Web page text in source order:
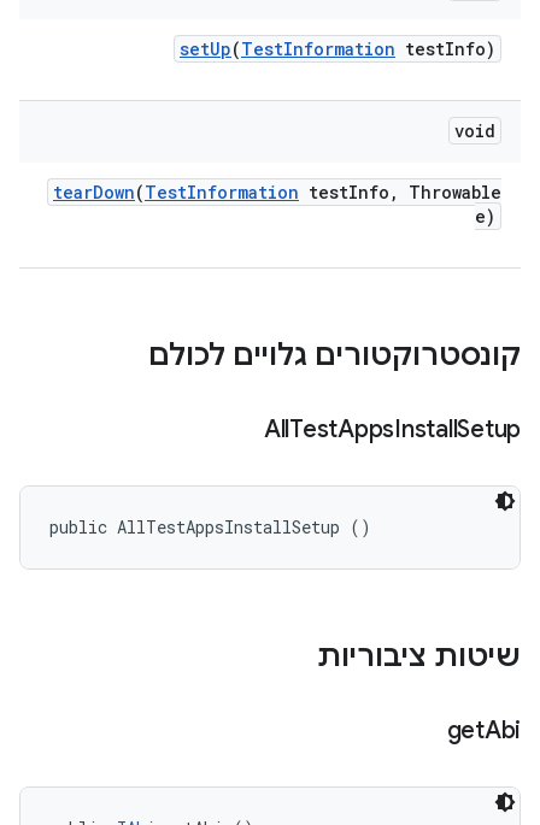
setUp(TestInformation testInfo)
void
tearDown(TestInformation testInfo ,
Throwable
e)
קונסטרוקטורים גלויים לכולם
AllTestAppsInstallSetup
public AllTestAppsInstallSetup ()
שיטות ציבוריות
getAbi